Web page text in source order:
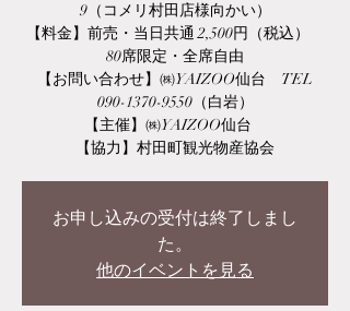
9（コメリ村田店様向かい）
【料金】前売・当日共通 2,500円（税込）
80席限定・全席自由
【お問い合わせ】㈱YAIZOO仙台 TEL
090-1370-9550（白岩）
【主催】㈱YAIZOO仙台
【協力】村田町観光物産協会
お申し込みの受付は終了しまし
た。
他のイベントを見る